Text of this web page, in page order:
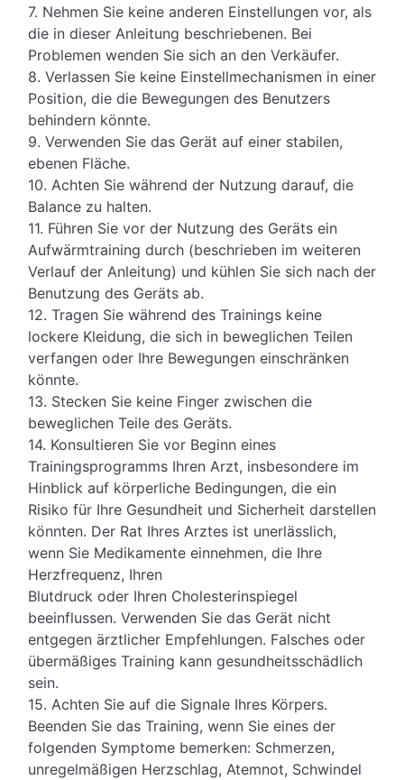
7. Nehmen Sie keine anderen Einstellungen vor, als
die in dieser Anleitung beschriebenen. Bei
Problemen wenden Sie sich an den Verkäufer.
8. Verlassen Sie keine Einstellmechanismen in einer
Position, die die Bewegungen des Benutzers
behindern könnte.
9. Verwenden Sie das Gerät auf einer stabilen,
ebenen Fläche.
10. Achten Sie während der Nutzung darauf, die
Balance zu halten.
11. Führen Sie vor der Nutzung des Geräts ein
Aufwärmtraining durch (beschrieben im weiteren
Verlauf der Anleitung) und kühlen Sie sich nach der
Benutzung des Geräts ab.
12. Tragen Sie während des Trainings keine
lockere Kleidung, die sich in beweglichen Teilen
verfangen oder Ihre Bewegungen einschränken
könnte.
13. Stecken Sie keine Finger zwischen die
beweglichen Teile des Geräts.
14. Konsultieren Sie vor Beginn eines
Trainingsprogramms Ihren Arzt, insbesondere im
Hinblick auf körperliche Bedingungen, die ein
Risiko für Ihre Gesundheit und Sicherheit darstellen
könnten. Der Rat Ihres Arztes ist unerlässlich,
wenn Sie Medikamente einnehmen, die Ihre
Herzfrequenz, Ihren
Blutdruck oder Ihren Cholesterinspiegel
beeinflussen. Verwenden Sie das Gerät nicht
entgegen ärztlicher Empfehlungen. Falsches oder
übermäßiges Training kann gesundheitsschädlich
sein.
15. Achten Sie auf die Signale Ihres Körpers.
Beenden Sie das Training, wenn Sie eines der
folgenden Symptome bemerken: Schmerzen,
unregelmäßigen Herzschlag, Atemnot, Schwindel